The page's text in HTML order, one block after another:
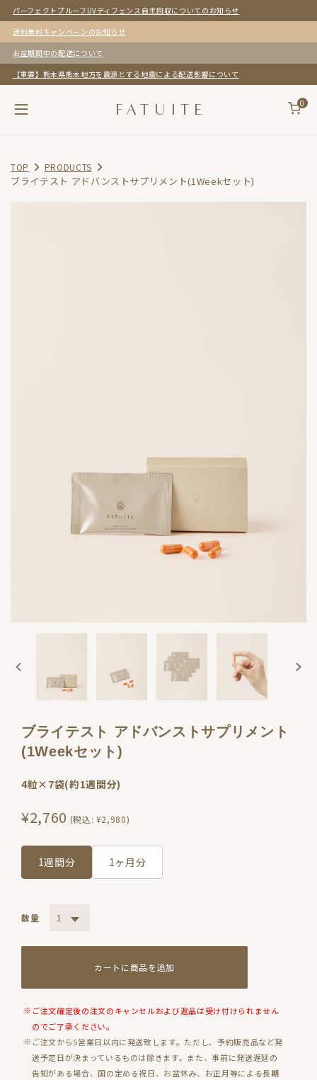
パーフェクトプルーフUVディフェンス自主回収についてのお知らせ
送料無料キャンペーンのお知らせ
お盆期間中の配送について
【重要】熊本県熊本地方を震源とする地震による配送影響について
F A T U I T E 0
TOP PRODUCTS
ブライテスト アドバンストサプリメント(1Weekセット)
ブライテスト アドバンストサプリメント
(1Weekセット)
4粒×7袋(約1週間分)
¥2,760 (税込: ¥2,980)
1週間分 1ヶ月分
数量
カートに商品を追加
ご注文確定後の注文のキャンセルおよび返品は受け付けられません
のでご了承ください。
ご注文から5営業日以内に発送致します。ただし、予約販売品など発
送予定日が決まっているものは除きます。また、事前に発送遅延の
告知がある場合、国の定める祝日、お盆休み、お正月等による長期